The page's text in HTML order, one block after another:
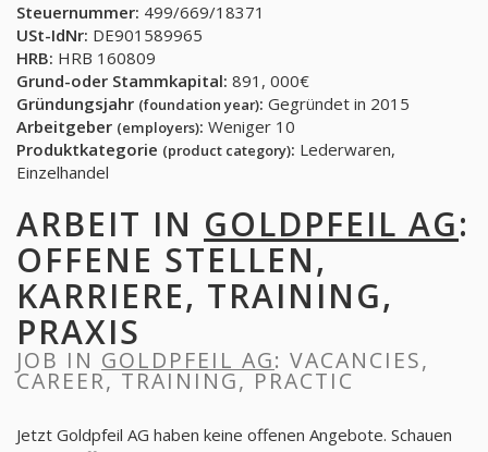
Steuernummer: 499/669/18371
USt-IdNr: DE901589965
HRB: HRB 160809
Grund-oder Stammkapital: 891, 000€
Gründungsjahr (foundation year): Gegründet in 2015
Arbeitgeber (employers): Weniger 10
Produktkategorie (product category): Lederwaren,
Einzelhandel
ARBEIT IN GOLDPFEIL AG:
OFFENE STELLEN,
KARRIERE, TRAINING,
PRAXIS
JOB IN GOLDPFEIL AG: VACANCIES,
CAREER, TRAINING, PRACTIC
Jetzt Goldpfeil AG haben keine offenen Angebote. Schauen